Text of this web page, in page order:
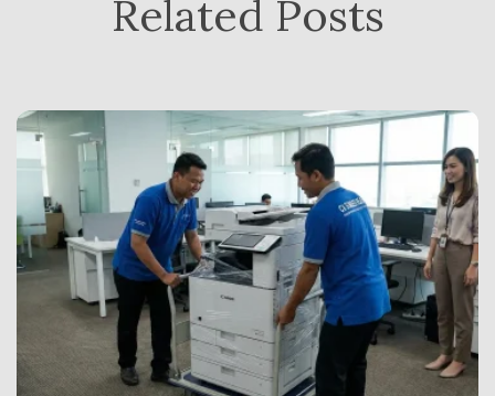
Related Posts